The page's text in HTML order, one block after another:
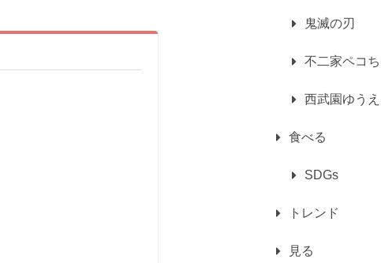
鬼滅の刃
不二家ペコ
西武園ゆう
食べる
SDGs
トレンド
見る